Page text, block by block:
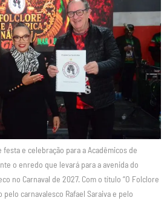
festa e celebração para a Acadêmicos de
o enredo que levará para a avenida do
no Carnaval de 2027. Com o título “O Folclore
pelo carnavalesco Rafael Saraiva e pelo